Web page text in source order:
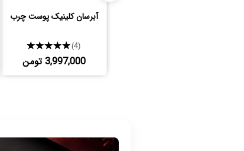
آبرسان کلینیک پوست چرب
★★★★★(4)
3,997,000 تومن